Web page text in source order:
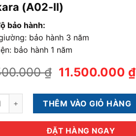
(A02-II)
bảo hành:
bảo hành 3 năm
bảo hành 1 năm
₫ Giá
là:
12.500.000 ₫.
11.500.000 ₫
y tế 4 tay quay đa chức năng Chikara
THÊM VÀO GIỎ HÀNG
ĐẶT HÀNG NGAY